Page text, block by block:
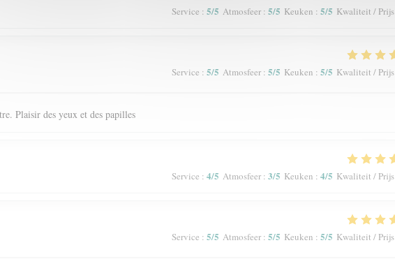
Service : 5/5 Atmosfeer : 5/5 Keuken : 5/5 Kwaliteit / Prijs
Service : 5/5 Atmosfeer : 5/5 Keuken : 5/5 Kwaliteit / Prijs
Plaisir des yeux et des papilles
Service : 4/5 Atmosfeer : 3/5 Keuken : 4/5 Kwaliteit / Prijs
Service : 5/5 Atmosfeer : 5/5 Keuken : 5/5 Kwaliteit / Prijs